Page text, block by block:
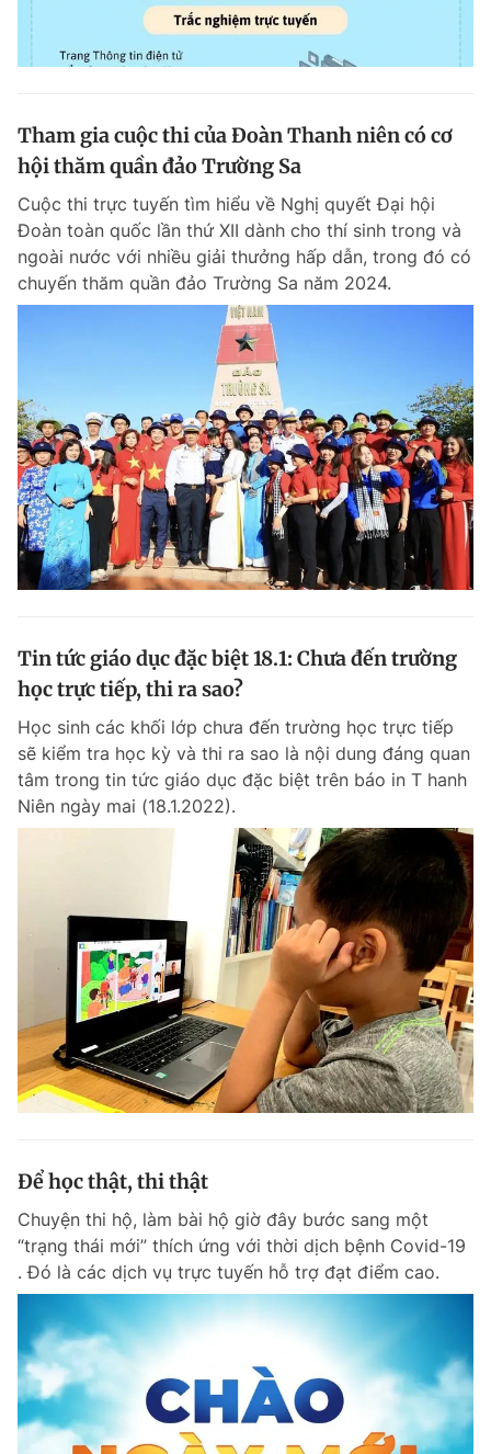
Tham gia cuộc thi của Đoàn Thanh niên có cơ
hội thăm quần đảo Trường Sa
Cuộc thi trực tuyến tìm hiểu về Nghị quyết Đại hội
Đoàn toàn quốc lần thứ XII dành cho thí sinh trong và
ngoài nước với nhiều giải thưởng hấp dẫn, trong đó có
chuyến thăm quần đảo Trường Sa năm 2024.
Tin tức giáo dục đặc biệt 18.1: Chưa đến trường
học trực tiếp, thi ra sao?
Học sinh các khối lớp chưa đến trường học trực tiếp
sẽ kiểm tra học kỳ và thi ra sao là nội dung đáng quan
tâm trong tin tức giáo dục đặc biệt trên báo in T hanh
Niên ngày mai (18.1.2022).
Để học thật, thi thật
Chuyện thi hộ, làm bài hộ giờ đây bước sang một
“trạng thái mới” thích ứng với thời dịch bệnh Covid-19
. Đó là các dịch vụ trực tuyến hỗ trợ đạt điểm cao.